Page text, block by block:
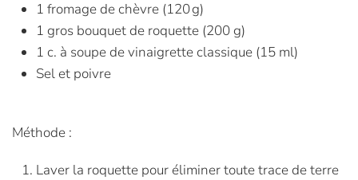
1 fromage de chèvre (120 g)
1 gros bouquet de roquette (200 g)
1 c. à soupe de vinaigrette classique (15 ml)
Sel et poivre
Méthode :
Laver la roquette pour éliminer toute trace de terre